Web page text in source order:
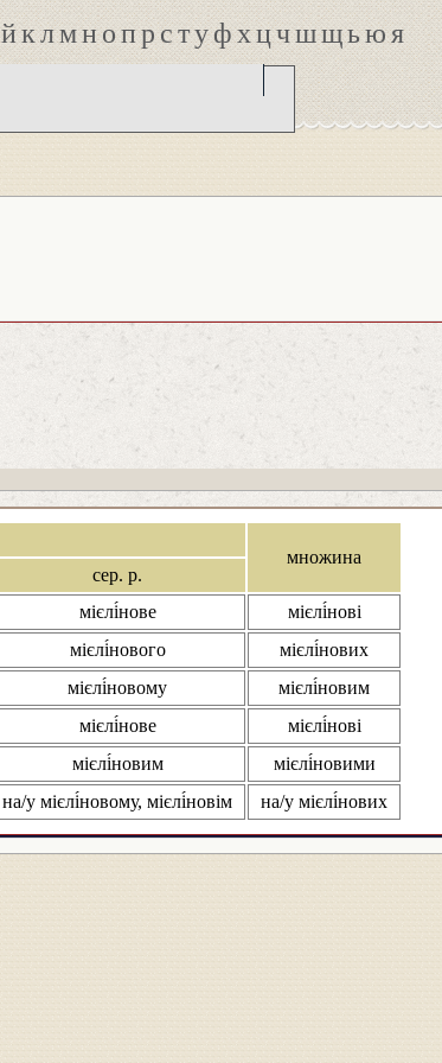
йклмнопрстуфхцчшщьюя
множина
сер. р.
мієлі́нове
мієлі́нові
мієлі́нового
мієлі́нових
мієлі́новому
мієлі́новим
мієлі́нове
мієлі́нові
мієлі́новим
мієлі́новими
на/у мієлі́новому, мієлі́новім на/у мієлі́нових